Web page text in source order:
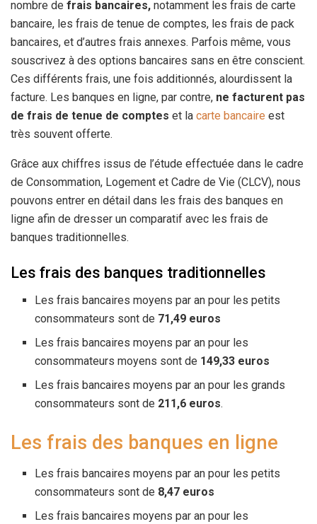
nombre de frais bancaires, notamment les frais de carte
bancaire, les frais de tenue de comptes, les frais de pack
bancaires, et d’autres frais annexes. Parfois même, vous
souscrivez à des options bancaires sans en être conscient.
Ces différents frais, une fois additionnés, alourdissent la
facture. Les banques en ligne, par contre, ne facturent pas
de frais de tenue de comptes et la carte bancaire est
très souvent offerte.
Grâce aux chiffres issus de l’étude effectuée dans le cadre
de Consommation, Logement et Cadre de Vie (CLCV), nous
pouvons entrer en détail dans les frais des banques en
ligne afin de dresser un comparatif avec les frais de
banques traditionnelles.
Les frais des banques traditionnelles
Les frais bancaires moyens par an pour les petits
consommateurs sont de 71,49 euros
Les frais bancaires moyens par an pour les
consommateurs moyens sont de 149,33 euros
Les frais bancaires moyens par an pour les grands
consommateurs sont de 211,6 euros.
Les frais des banques en ligne
Les frais bancaires moyens par an pour les petits
consommateurs sont de 8,47 euros
Les frais bancaires moyens par an pour les